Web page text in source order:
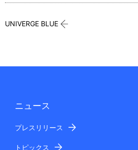
UNIVERGE BLUE
ニュース
プレスリリース
トピックス